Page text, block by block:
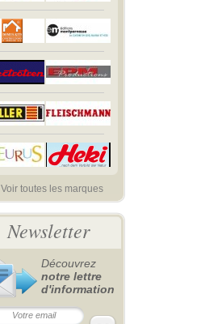
Voir toutes les marques
Newsletter
Découvrez
notre lettre
d'information